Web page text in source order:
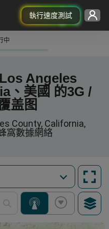
執行速度測試
中
Angeles
、美國 的3G /
盖图
County, California,
窩數據網絡